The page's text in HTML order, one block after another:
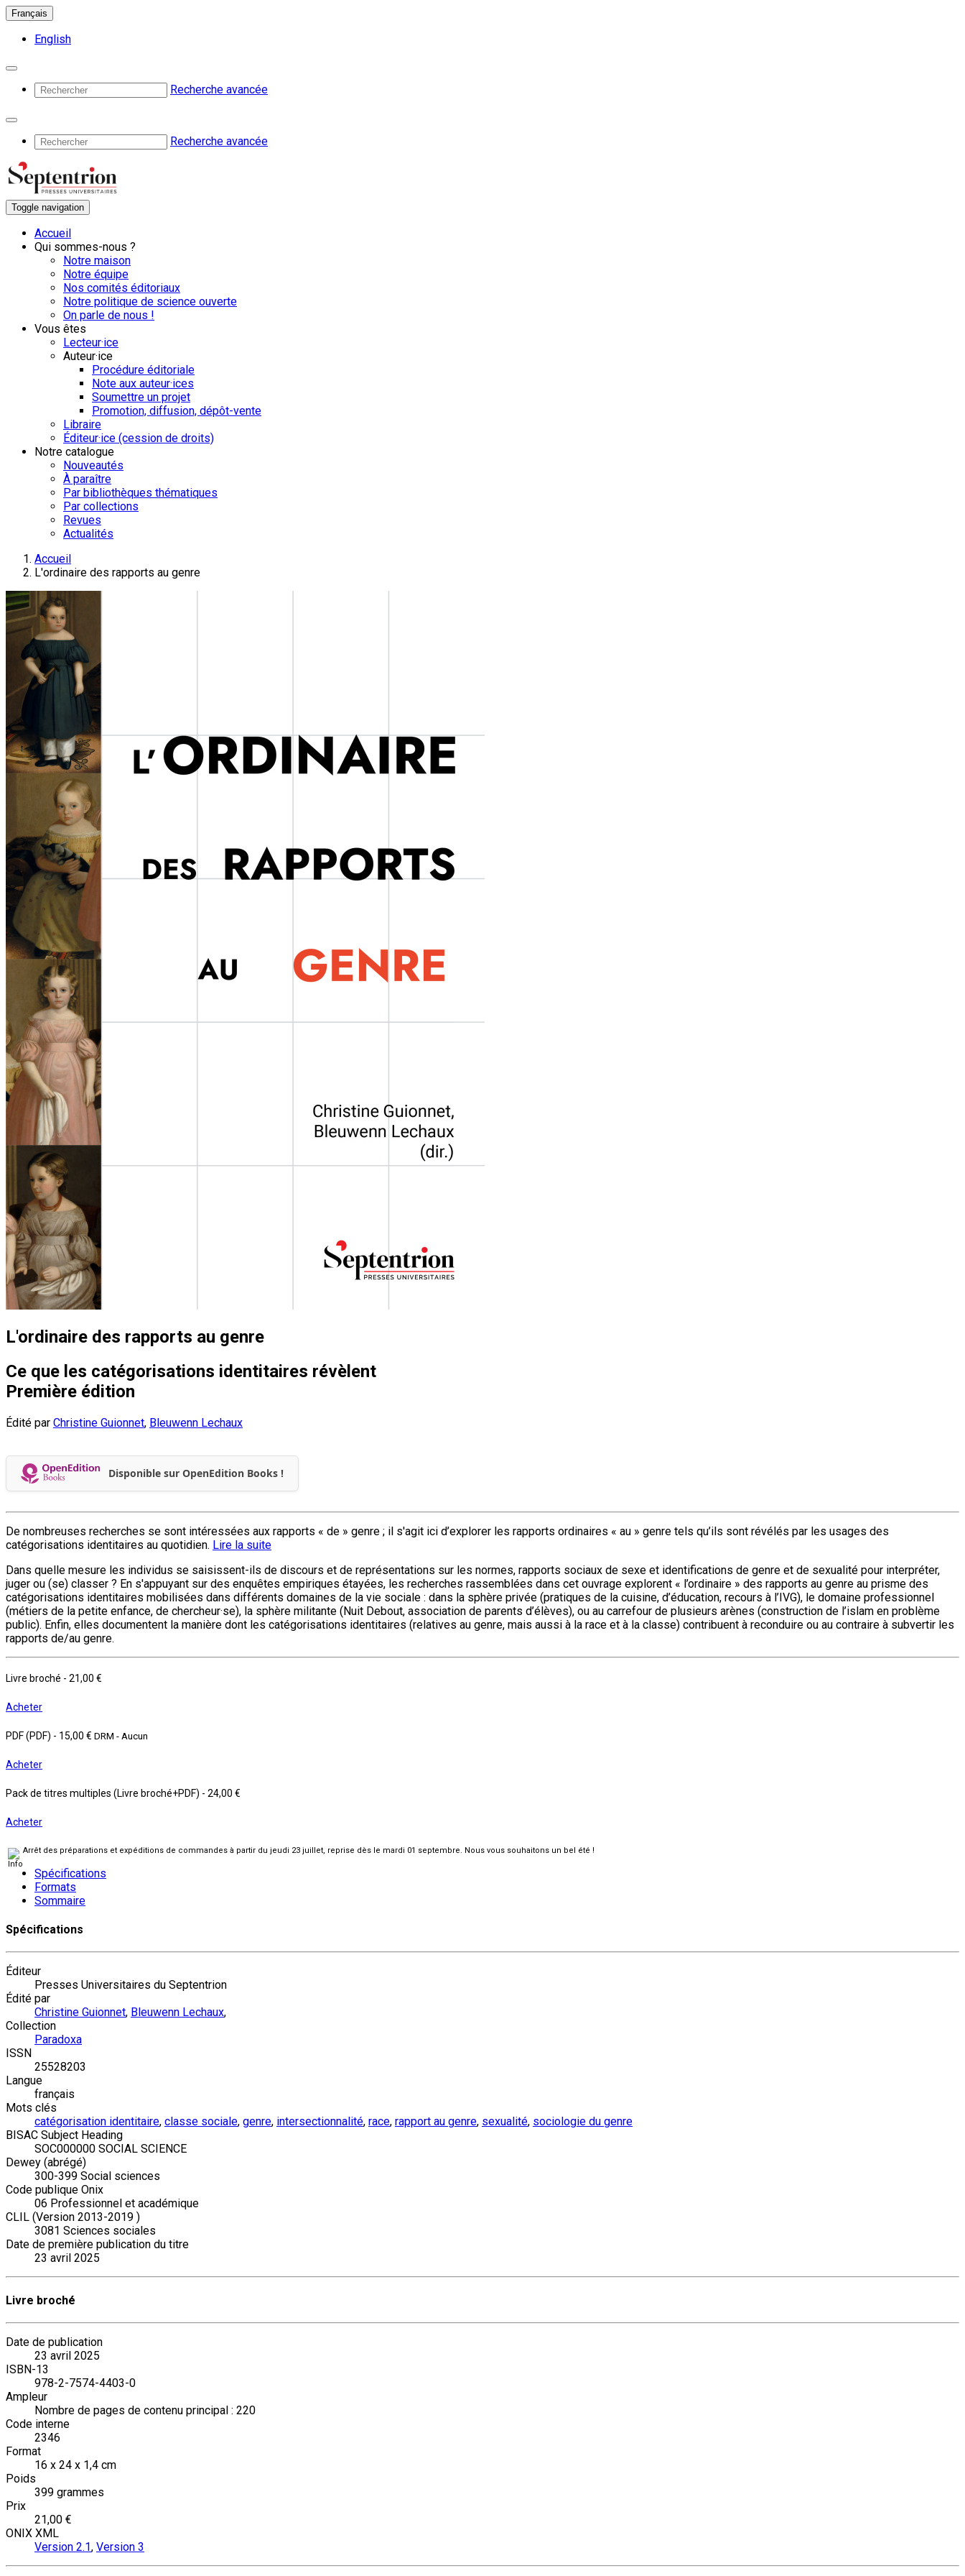
Français
English
Recherche avancée
Recherche avancée
Toggle navigation
Accueil
Qui sommes-nous ?
Notre maison
Notre équipe
Nos comités éditoriaux
Notre politique de science ouverte
On parle de nous !
Vous êtes
Lecteur·ice
Auteur·ice
Procédure éditoriale
Note aux auteur·ices
Soumettre un projet
Promotion, diffusion, dépôt-vente
Libraire
Éditeur·ice (cession de droits)
Notre catalogue
Nouveautés
À paraître
Par bibliothèques thématiques
Par collections
Revues
Actualités
Accueil
L'ordinaire des rapports au genre
L'ordinaire des rapports au genre
Ce que les catégorisations identitaires révèlent
Première édition
Édité par Christine Guionnet, Bleuwenn Lechaux
Disponible sur OpenEdition Books !
De nombreuses recherches se sont intéressées aux rapports « de » genre ; il s'agit ici d’explorer les rapports ordinaires « au » genre tels qu’ils sont révélés par les usages des
catégorisations identitaires au quotidien. Lire la suite
Dans quelle mesure les individus se saisissent-ils de discours et de représentations sur les normes, rapports sociaux de sexe et identifications de genre et de sexualité pour interpréter,
juger ou (se) classer ? En s'appuyant sur des enquêtes empiriques étayées, les recherches rassemblées dans cet ouvrage explorent « l’ordinaire » des rapports au genre au prisme des
catégorisations identitaires mobilisées dans différents domaines de la vie sociale : dans la sphère privée (pratiques de la cuisine, d’éducation, recours à l’IVG), le domaine professionnel
(métiers de la petite enfance, de chercheur·se), la sphère militante (Nuit Debout, association de parents d’élèves), ou au carrefour de plusieurs arènes (construction de l’islam en problème
public). Enfin, elles documentent la manière dont les catégorisations identitaires (relatives au genre, mais aussi à la race et à la classe) contribuent à reconduire ou au contraire à subvertir les
rapports de/au genre.
Livre broché - 21,00 €
Acheter
PDF (PDF) - 15,00 € DRM - Aucun
Acheter
Pack de titres multiples (Livre broché+PDF) - 24,00 €
Acheter
Arrêt des préparations et expéditions de commandes à partir du jeudi 23 juillet, reprise dès le mardi 01 septembre. Nous vous souhaitons un bel été !
Spécifications
Formats
Sommaire
Spécifications
Éditeur
Presses Universitaires du Septentrion
Édité par
Christine Guionnet, Bleuwenn Lechaux,
Collection
Paradoxa
ISSN
25528203
Langue
français
Mots clés
catégorisation identitaire, classe sociale, genre, intersectionnalité, race, rapport au genre, sexualité, sociologie du genre
BISAC Subject Heading
SOC000000 SOCIAL SCIENCE
Dewey (abrégé)
300-399 Social sciences
Code publique Onix
06 Professionnel et académique
CLIL (Version 2013-2019 )
3081 Sciences sociales
Date de première publication du titre
23 avril 2025
Livre broché
Date de publication
23 avril 2025
ISBN-13
978-2-7574-4403-0
Ampleur
Nombre de pages de contenu principal : 220
Code interne
2346
Format
16 x 24 x 1,4 cm
Poids
399 grammes
Prix
21,00 €
ONIX XML
Version 2.1, Version 3